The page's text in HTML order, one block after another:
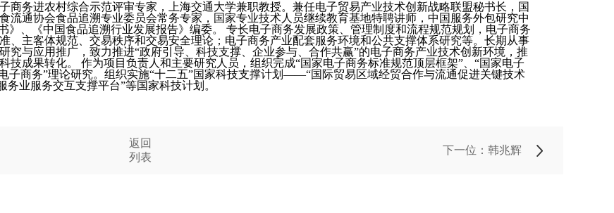
商务进农村综合示范评审专家，上海交通大学兼职教授。兼任电子贸易产业技术创新战略联盟秘书长，国
流通协会食品追溯专业委员会常务专家，国家专业技术人员继续教育基地特聘讲师，中国服务外包研究中
》、《中国食品追溯行业发展报告》编委。 专长电子商务发展政策、管理制度和流程规范规划，电子商务
、主客体规范、交易秩序和交易安全理论；电子商务产业配套服务环境和公共支撑体系研究等。长期从事
究与应用推广，致力推进“政府引导、科技支撑、企业参与、合作共赢”的电子商务产业技术创新环境，推
成果转化。 作为项目负责人和主要研究人员，组织完成“国家电子商务标准规范顶层框架”、“国家电子
子商务”理论研究。组织实施“十二五”国家科技支撑计划——“国际贸易区域经贸合作与流通促进关键技术
业服务交互支撑平台”等国家科技计划。
返回
列表
下一位：韩兆辉